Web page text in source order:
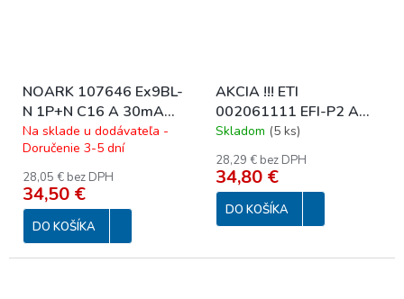
NOARK 107646 Ex9BL-
N 1P+N C16 A 30mA
Prúd. chránič s nadpr.
ochr., Icn=6kA, 1+Npól,
char. C, In=16A,
IΔn=30mA, typ A
16/1N/C
Na sklade u dodávateľa -
Doručenie 3-5 dní
28,05 € bez DPH
34,50 €
DO KOŠÍKA
AKCIA !!! ETI
002061111 EFI-P2 A
25/0,03 10kA Prúdový
chránič 1+N-pólový, 2M,
typ A
Skladom (5 ks)
28,29 € bez DPH
34,80 €
DO KOŠÍKA